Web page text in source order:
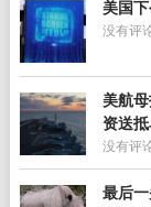
美国
没有评
美航
资送
没有评
最后